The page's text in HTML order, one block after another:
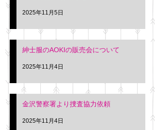
2025年11月5日
紳士服のAOKIの販売会について
2025年11月4日
金沢警察署より捜査協力依頼
2025年11月4日